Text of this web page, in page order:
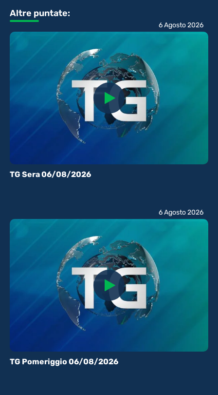
Altre puntate:
TG Sera 06/08/2026
6 Agosto 2026
TG Pomeriggio 06/08/2026
6 Agosto 2026